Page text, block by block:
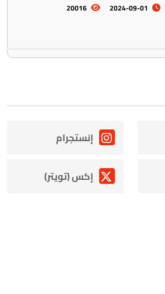
2024-09-01
20016
إنستجرام
إكس (تويتر)